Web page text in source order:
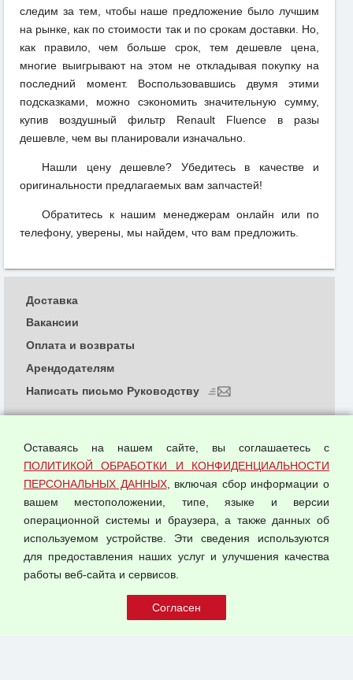
следим за тем, чтобы наше предложение было лучшим
на рынке, как по стоимости так и по срокам доставки. Но,
как правило, чем больше срок, тем дешевле цена,
многие выигрывают на этом не откладывая покупку на
последний момент. Воспользовавшись двумя этими
подсказками, можно сэкономить значительную сумму,
купив воздушный фильтр Renault Fluence в разы
дешевле, чем вы планировали изначально.
Нашли цену дешевле? Убедитесь в качестве и
оригинальности предлагаемых вам запчастей!
Обратитесь к нашим менеджерам онлайн или по
телефону, уверены, мы найдем, что вам предложить.
© 2026 ООО "Феникс"
Политика обработки и конфиденциальности
персональных данных
Согласием на обработку персональных данных
Оферта оптовой купли-продажи
Публичная оферта
Доставка
Вакансии
Оплата и возвраты
Арендодателям
Написать письмо Руководству
Оставаясь на нашем сайте, вы соглашаетесь с
ПОЛИТИКОЙ ОБРАБОТКИ И КОНФИДЕНЦИАЛЬНОСТИ
ПЕРСОНАЛЬНЫХ ДАННЫХ, включая сбор информации о
вашем местоположении, типе, языке и версии
операционной системы и браузера, а также данных об
используемом устройстве. Эти сведения используются
для предоставления наших услуг и улучшения качества
работы веб-сайта и сервисов.